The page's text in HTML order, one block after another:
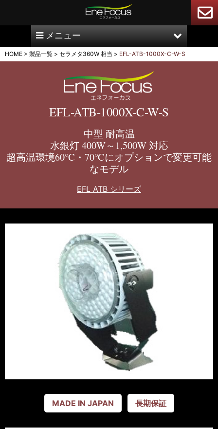
メニュー
HOME > 製品一覧 > セラメタ360W 相当 > EFL-ATB-1000X-C-W-S
EFL-ATB-1000X-C-W-S
中型 耐高温
水銀灯 400W～1,500W 対応
超高温環境60℃・70℃にオプションで変更可能
なモデル
EFL ATB シリーズ
MADE IN JAPAN 長期保証